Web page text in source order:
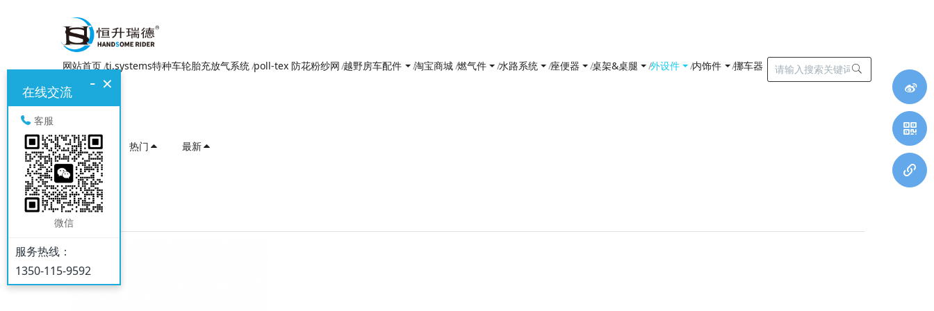
网站首页 ti.systems特种车轮胎充放气系统 poll-tex 防花粉纱网 越野房车配件 淘宝商城 燃气件 水路系统 座便器 桌架&桌腿 外设件 内饰件 挪车器
推荐 热门 最新
遮阳棚
×
-
在线交流
客服
微信
服务热线：
1350-115-9592